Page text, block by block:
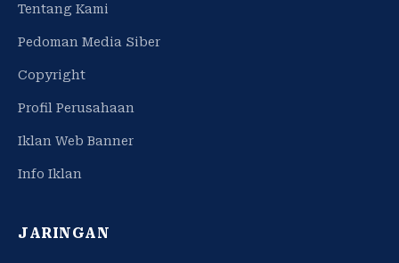
Tentang Kami
Pedoman Media Siber
Copyright
Profil Perusahaan
Iklan Web Banner
Info Iklan
JARINGAN